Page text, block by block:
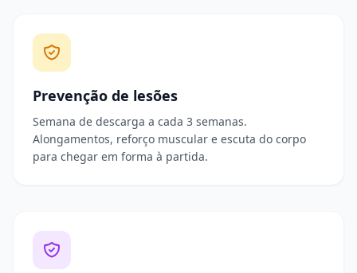
Prevenção de lesões
Semana de descarga a cada 3 semanas.
Alongamentos, reforço muscular e escuta do corpo
para chegar em forma à partida.